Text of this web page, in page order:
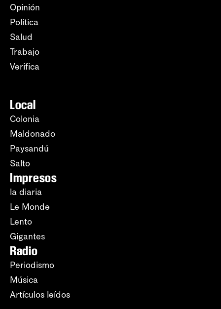
Opinión
Política
Salud
Trabajo
Verifica
Local
Colonia
Maldonado
Paysandú
Salto
Impresos
la diaria
Le Monde
Lento
Gigantes
Radio
Periodismo
Música
Artículos leídos